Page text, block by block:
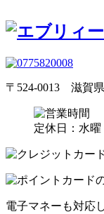
〒524-0013 滋賀
定休日：水
電子マネーも対応